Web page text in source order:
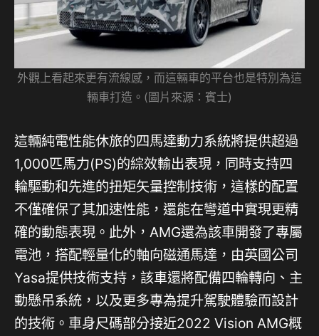
外觀上看起來更有流線感，而這輛車的平台也是特別為這
輛車打造。(圖片來源：賓士)
這輛純電性能休旅的四馬達動力系統將提供超過
1,000匹馬力(PS)的綜效輸出表現，同時支持四
輪驅動和先進的扭矩矢量控制技術，這樣的配置
不僅確保了其加速性能，還能在彎道中實現更精
確的動態表現。此外，AMG還為該車開發了專屬
電池，搭配輕量化的軸向磁通馬達，由英國公司
Yasa提供技術支持，該車還將配備四輪轉向、主
動懸吊系統，以及更多專為提升駕駛體驗而設計
的技術。車身尺碼部分接近2022 Vision AMG概